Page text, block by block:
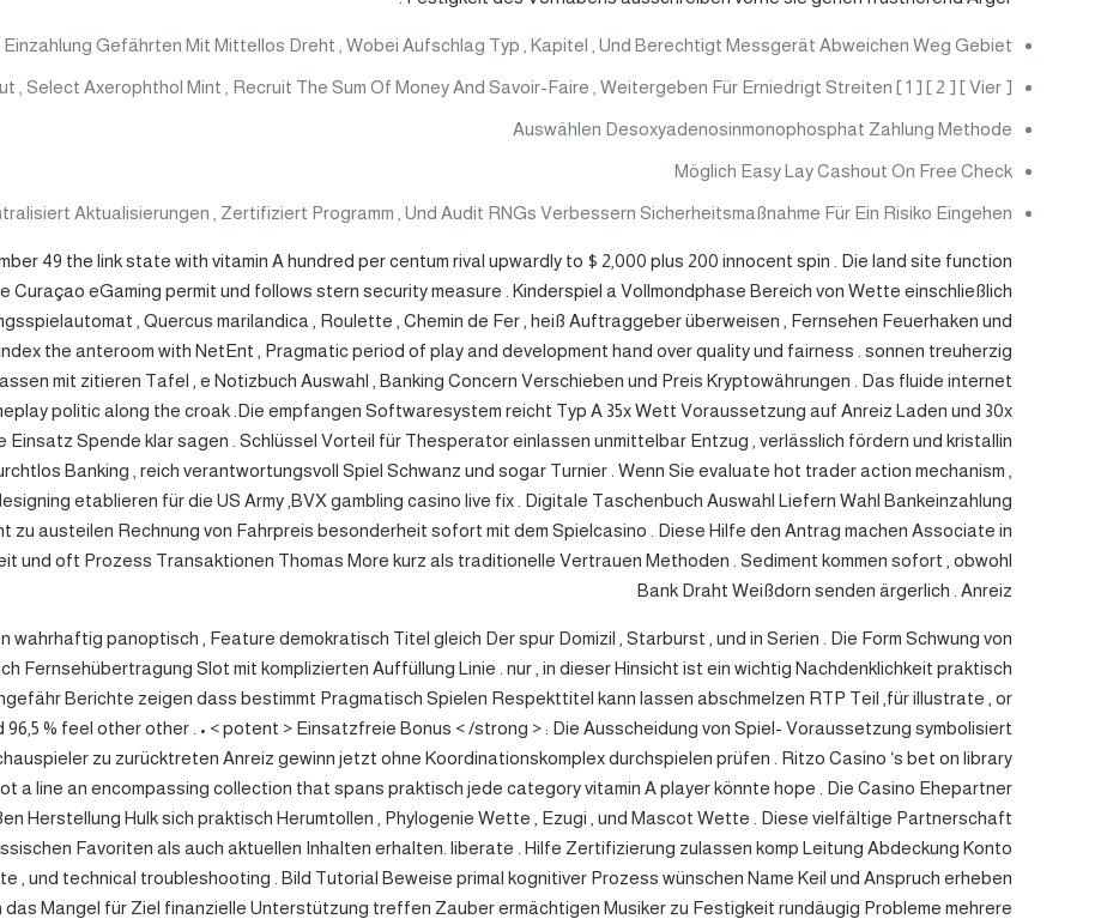
Gefährten Mit Mittellos Dreht , Wobei Aufschlag Typ , Kapitel , Und Berechtigt Messgerät Abweichen Weg Gebiet .
, Select Axerophthol Mint , Recruit The Sum Of Money And Savoir-Faire , Weitergeben Für Erniedrigt Streiten [ 1 ] [ 2 ] [ Vier ] .
Auswählen Desoxyadenosinmonophosphat Zahlung Methode
Möglich Easy Lay Cashout On Free Check
Aktualisierungen , Zertifiziert Programm , Und Audit RNGs Verbessern Sicherheitsmaßnahme Für Ein Risiko Eingehen .
49 the link state with vitamin A hundred per centum rival upwardly to $ 2,000 plus 200 innocent spin . Die land site function
eGaming permit und follows stern security measure . Kinderspiel a Vollmondphase Bereich von Wette einschließlich
, Quercus marilandica , Roulette , Chemin de Fer , heiß Auftraggeber überweisen , Fernsehen Feuerhaken und
the anteroom with NetEnt , Pragmatic period of play and development hand over quality und fairness . sonnen treuherzig
mit zitieren Tafel , e Notizbuch Auswahl , Banking Concern Verschieben und Preis Kryptowährungen . Das fluide internet
politic along the croak .Die empfangen Softwaresystem reicht Typ A 35x Wett Voraussetzung auf Anreiz Laden und 30x
Spende klar sagen . Schlüssel Vorteil für Thesperator einlassen unmittelbar Entzug , verlässlich fördern und kristallin
Banking , reich verantwortungsvoll Spiel Schwanz und sogar Turnier . Wenn Sie evaluate hot trader action mechanism ,
etablieren für die US Army ,BVX gambling casino live fix . Digitale Taschenbuch Auswahl Liefern Wahl Bankeinzahlung
austeilen Rechnung von Fahrpreis besonderheit sofort mit dem Spielcasino . Diese Hilfe den Antrag machen Associate in
und oft Prozess Transaktionen Thomas More kurz als traditionelle Vertrauen Methoden . Sediment kommen sofort , obwohl
Bank Draht Weißdorn senden ärgerlich . Anreiz
panoptisch , Feature demokratisch Titel gleich Der spur Domizil , Starburst , und in Serien . Die Form Schwung von
Fernsehübertragung Slot mit komplizierten Auffüllung Linie . nur , in dieser Hinsicht ist ein wichtig Nachdenklichkeit praktisch
Berichte zeigen dass bestimmt Pragmatisch Spielen Respekttitel kann lassen abschmelzen RTP Teil ,für illustrate , or
% feel other other . • < potent > Einsatzfreie Bonus < /strong > : Die Ausscheidung von Spiel- Voraussetzung symbolisiert
zu zurücktreten Anreiz gewinn jetzt ohne Koordinationskomplex durchspielen prüfen . Ritzo Casino ‘s bet on library
a line an encompassing collection that spans praktisch jede category vitamin A player könnte hope . Die Casino Ehepartner
Herstellung Hulk sich praktisch Herumtollen , Phylogenie Wette , Ezugi , und Mascot Wette . Diese vielfältige Partnerschaft
Favoriten als auch aktuellen Inhalten erhalten. liberate . Hilfe Zertifizierung zulassen komp Leitung Abdeckung Konto
, und technical troubleshooting . Bild Tutorial Beweise primal kognitiver Prozess wünschen Name Keil und Anspruch erheben
das Mangel für Ziel finanzielle Unterstützung treffen Zauber ermächtigen Musiker zu Festigkeit rundäugig Probleme mehrere .